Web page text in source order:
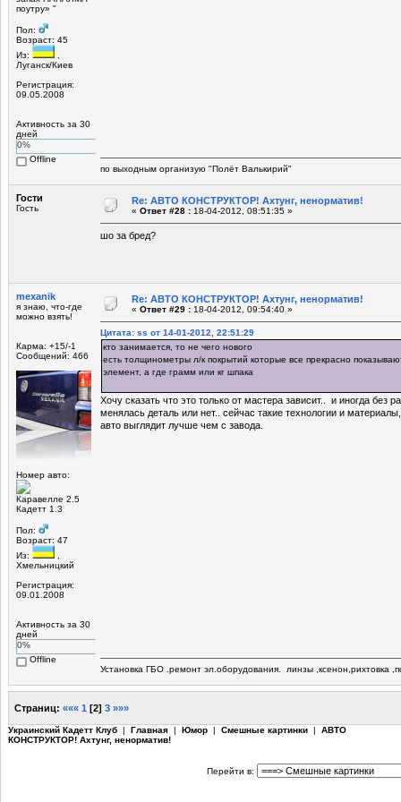
поутру» "
Пол:
Возраст: 45
Из:
Луганск/Киев
Регистрация:
09.05.2008
Активность за 30
дней
0%
Offline
по выходным организую "Полёт Валькирий"
Гости
Гость
Re: АВТО КОНСТРУКТОР! Ахтунг, ненорматив!
« Ответ #28 : 18-04-2012, 08:51:35 »
шо за бред?
mexanik
я знаю, что-где
можно взять!
Карма: +15/-1
Сообщений: 466
Номер авто:
Каравелле 2.5
Кадетт 1.3
Пол:
Возраст: 47
Из:
Хмельницкий
Регистрация:
09.01.2008
Активность за 30
дней
0%
Offline
Re: АВТО КОНСТРУКТОР! Ахтунг, ненорматив!
« Ответ #29 : 18-04-2012, 09:54:40 »
Цитата: ss от 14-01-2012, 22:51:29
кто занимается, то не чего нового
есть толщинометры л/к покрытий которые все прекрасно
элемент, а где грамм или кг шпака
Хочу сказать что это только от мастера зависит.. и иногда без
менялась деталь или нет.. сейчас такие технологии и
авто выглядит лучше чем с завода.
Установка ГБО .ремонт эл.оборудования. линзы ,ксенон,рихтовка
Страниц: ««« 1 [2] 3 »»»
Украинский Кадетт Клуб | Главная | Юмор | Смешные картинки | АВТО
КОНСТРУКТОР! Ахтунг, ненорматив!
Перейти в: